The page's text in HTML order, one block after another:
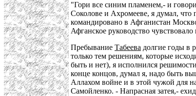
"Гори все синим пламенем,- и
Соколове и Ахромееве, я думал, что
командировано в Афганистан
Афганское руководство
Пребывание Табеева долгие годы в
только тем решениям, которые
быть и нет), я исполнился
конце концов, думал я, надо быть
Аллахом войне и в этой чужой для
Самойленко. - Напрасная затея,-